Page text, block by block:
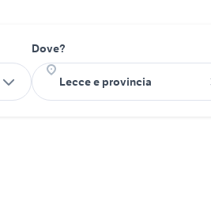
Dove?